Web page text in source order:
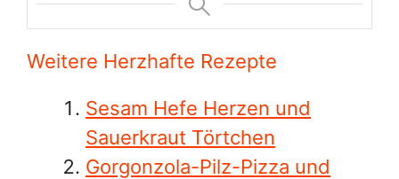
Weitere Herzhafte Rezepte
Sesam Hefe Herzen und
Sauerkraut Törtchen
Gorgonzola-Pilz-Pizza und